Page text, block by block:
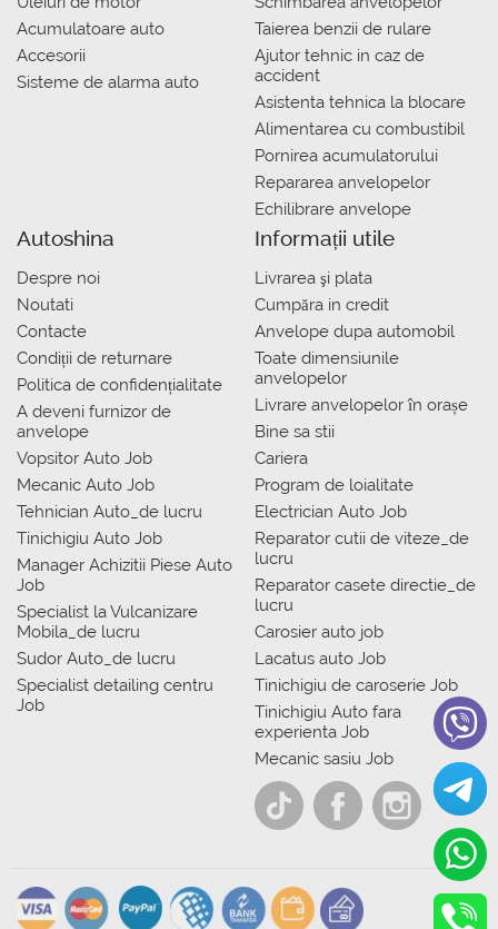
Acumulatoare auto
Accesorii
Sisteme de alarma auto
Taierea benzii de rulare
Ajutor tehnic in caz de
accident
Asistenta tehnica la blocare
Alimentarea cu combustibil
Pornirea acumulatorului
Repararea anvelopelor
Echilibrare anvelope
Autoshina
Despre noi
Noutati
Contacte
Condiții de returnare
Politica de confidențialitate
A deveni furnizor de
anvelope
Vopsitor Auto Job
Mecanic Auto Job
Tehnician Auto_de lucru
Tinichigiu Auto Job
Manager Achizitii Piese Auto
Job
Specialist la Vulcanizare
Mobila_de lucru
Sudor Auto_de lucru
Specialist detailing centru
Job
Informații utile
Livrarea şi plata
Сumpăra in credit
Anvelope dupa automobil
Toate dimensiunile
anvelopelor
Livrare anvelopelor în orașe
Bine sa stii
Cariera
Program de loialitate
Electrician Auto Job
Reparator cutii de viteze_de
lucru
Reparator casete directie_de
lucru
Carosier auto job
Lacatus auto Job
Tinichigiu de caroserie Job
Tinichigiu Auto fara
experienta Job
Mecanic sasiu Job